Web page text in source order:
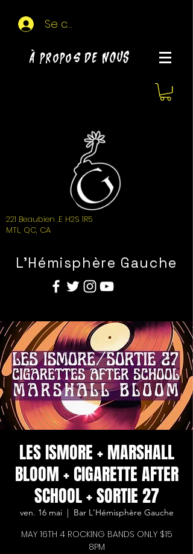
Se connecter
À propos de NOUS
221 Beaubien .E H2S 1R5
MTL, QC, CA
L'Hémisphère Gauche
LES ISMORE + MARSHALL
BLOOM + CIGARETTE AFTER
SCHOOL + SORTIE 27
ven. 16 mai
  |
Bar L'Hémisphère Gauche
MAY 16TH 4 ROCKING BANDS ONLY $15
8PM